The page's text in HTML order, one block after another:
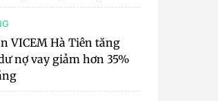
VICEM Hà Tiên tăng
nợ vay giảm hơn 35%